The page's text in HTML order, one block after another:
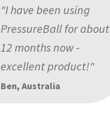
"I have been using
PressureBall for about
12 months now -
excellent product!"
Ben, Australia